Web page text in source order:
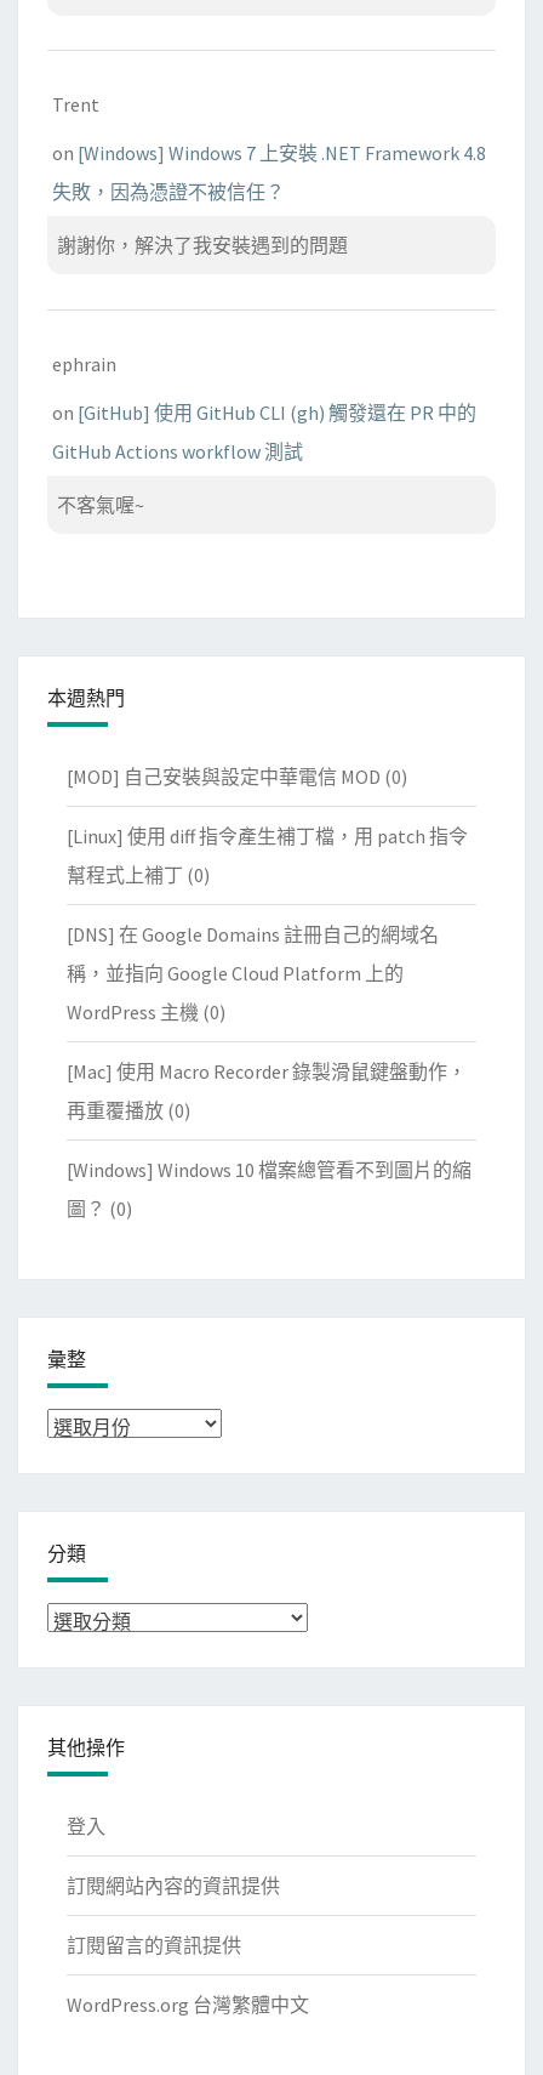
Trent
on [Windows] Windows 7 上安裝 .NET Framework 4.8
失敗，因為憑證不被信任？
謝謝你，解決了我安裝遇到的問題
ephrain
on [GitHub] 使用 GitHub CLI (gh) 觸發還在 PR 中的
GitHub Actions workflow 測試
不客氣喔~
本週熱門
[MOD] 自己安裝與設定中華電信 MOD (0)
[Linux] 使用 diff 指令產生補丁檔，用 patch 指令
幫程式上補丁 (0)
[DNS] 在 Google Domains 註冊自己的網域名
稱，並指向 Google Cloud Platform 上的
WordPress 主機 (0)
[Mac] 使用 Macro Recorder 錄製滑鼠鍵盤動作，
再重覆播放 (0)
[Windows] Windows 10 檔案總管看不到圖片的縮
圖？ (0)
彙整
彙
分類
分
其他操作
登入
訂閱網站內容的資訊提供
訂閱留言的資訊提供
WordPress.org 台灣繁體中文